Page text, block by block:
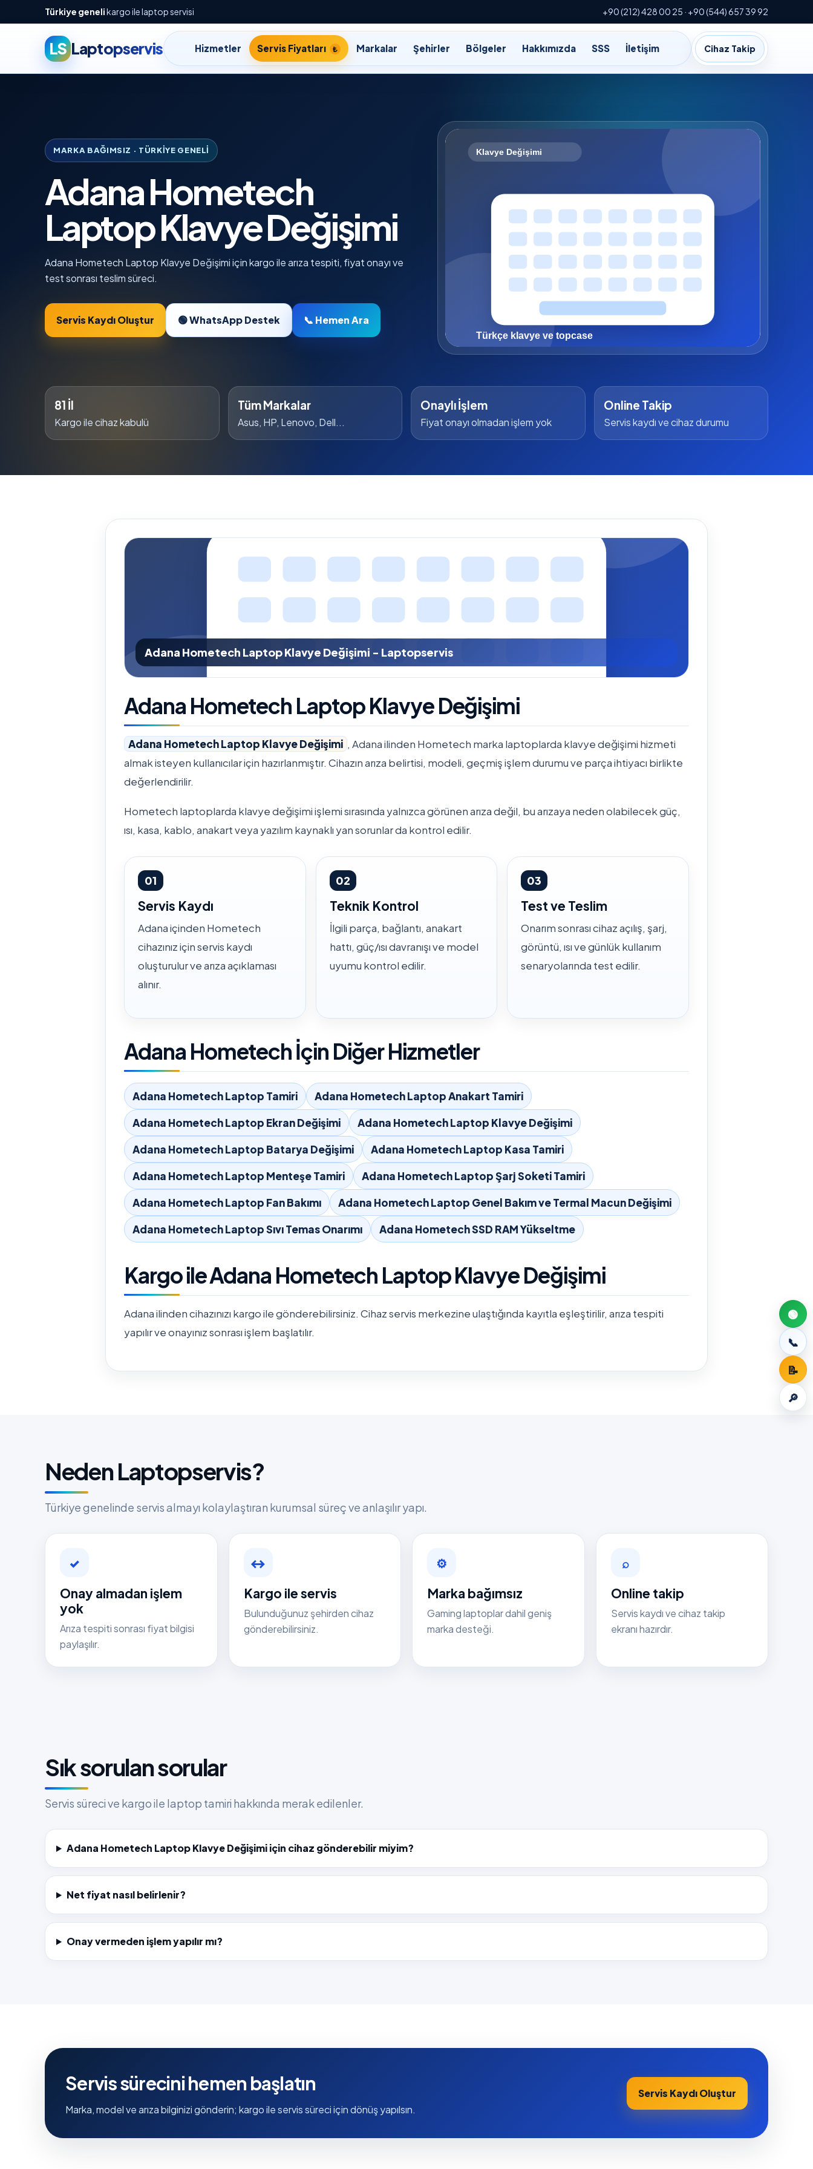
Türkiye genelikargo ile laptop servisi +90 (212) 428 00 25 · +90 (544) 657 39 92
LS Laptopservis Hizmetler Servis Fiyatları Markalar Şehirler Bölgeler Hakkımızda SSS İletişim Cihaz Takip
🟢
📞
📝
🔎
MARKA BAĞIMSIZ · TÜRKIYE GENELI
Adana Hometech
Laptop Klavye Değişimi
Adana Hometech Laptop Klavye Değişimi için kargo ile arıza tespiti, fiyat onayı ve
test sonrası teslim süreci.
Servis Kaydı Oluştur 🟢 WhatsApp Destek 📞 Hemen Ara
81 İl
Kargo ile cihaz kabulü
Tüm Markalar
Asus, HP, Lenovo, Dell...
Onaylı İşlem
Fiyat onayı olmadan işlem yok
Online Takip
Servis kaydı ve cihaz durumu
Adana Hometech Laptop Klavye Değişimi - Laptopservis
Adana Hometech Laptop Klavye Değişimi
Adana Hometech Laptop Klavye Değişimi , Adana ilinden Hometech marka laptoplarda klavye değişimi hizmeti
almak isteyen kullanıcılar için hazırlanmıştır. Cihazın arıza belirtisi, modeli, geçmiş işlem durumu ve parça ihtiyacı birlikte
değerlendirilir.
Hometech laptoplarda klavye değişimi işlemi sırasında yalnızca görünen arıza değil, bu arızaya neden olabilecek güç,
ısı, kasa, kablo, anakart veya yazılım kaynaklı yan sorunlar da kontrol edilir.
01
Servis Kaydı
Adana içinden Hometech
cihazınız için servis kaydı
oluşturulur ve arıza açıklaması
alınır.
02
Teknik Kontrol
İlgili parça, bağlantı, anakart
hattı, güç/ısı davranışı ve model
uyumu kontrol edilir.
03
Test ve Teslim
Onarım sonrası cihaz açılış, şarj,
görüntü, ısı ve günlük kullanım
senaryolarında test edilir.
Adana Hometech İçin Diğer Hizmetler
Adana Hometech Laptop Tamiri
Adana Hometech Laptop Anakart Tamiri
Adana Hometech Laptop Ekran Değişimi
Adana Hometech Laptop Klavye Değişimi
Adana Hometech Laptop Batarya Değişimi
Adana Hometech Laptop Kasa Tamiri
Adana Hometech Laptop Menteşe Tamiri
Adana Hometech Laptop Şarj Soketi Tamiri
Adana Hometech Laptop Fan Bakımı
Adana Hometech Laptop Genel Bakım ve Termal Macun Değişimi
Adana Hometech Laptop Sıvı Temas Onarımı
Adana Hometech SSD RAM Yükseltme
Kargo ile Adana Hometech Laptop Klavye Değişimi
Adana ilinden cihazınızı kargo ile gönderebilirsiniz. Cihaz servis merkezine ulaştığında kayıtla eşleştirilir, arıza tespiti
yapılır ve onayınız sonrası işlem başlatılır.
Neden Laptopservis?
Türkiye genelinde servis almayı kolaylaştıran kurumsal süreç ve anlaşılır yapı.
✓
Onay almadan işlem
yok
Arıza tespiti sonrası fiyat bilgisi
paylaşılır.
↔
Kargo ile servis
Bulunduğunuz şehirden cihaz
gönderebilirsiniz.
⚙
Marka bağımsız
Gaming laptoplar dahil geniş
marka desteği.
⌕
Online takip
Servis kaydı ve cihaz takip
ekranı hazırdır.
Sık sorulan sorular
Servis süreci ve kargo ile laptop tamiri hakkında merak edilenler.
Adana Hometech Laptop Klavye Değişimi için cihaz gönderebilir miyim?
Net fiyat nasıl belirlenir?
Onay vermeden işlem yapılır mı?
Servis sürecini hemen başlatın
Marka, model ve arıza bilginizi gönderin; kargo ile servis süreci için dönüş yapılsın.
Servis Kaydı Oluştur